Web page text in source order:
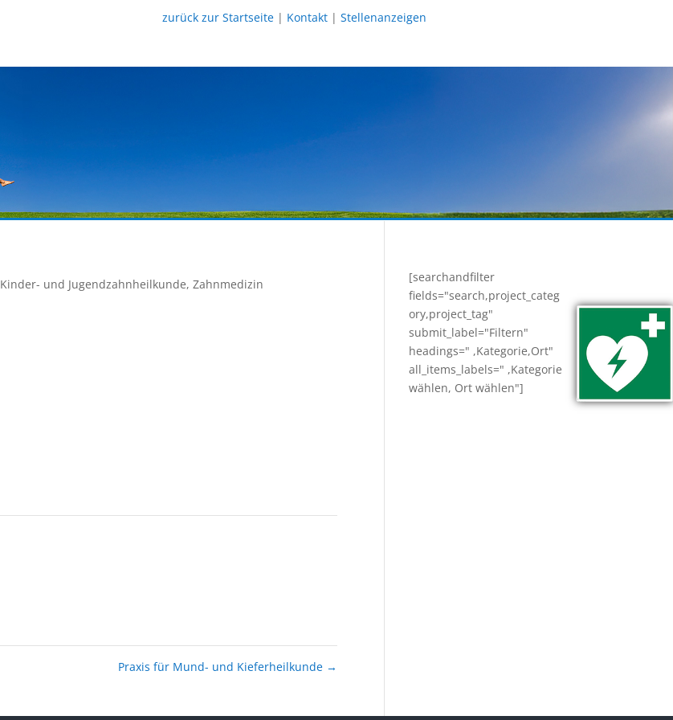
zurück zur Startseite | Kontakt |Stellenanzeigen
Kinder- und Jugendzahnheilkunde,Zahnmedizin
Praxis für Mund- und Kieferheilkunde →
[searchandfilter
fields="search,project_categ
ory,project_tag"
submit_label="Filtern"
headings=" ,Kategorie,Ort"
all_items_labels=" ,Kategorie
wählen, Ort wählen"]